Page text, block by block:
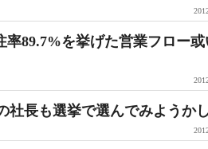
率89.7%を挙げた営業フロー或
長も選挙で選んでみようかし